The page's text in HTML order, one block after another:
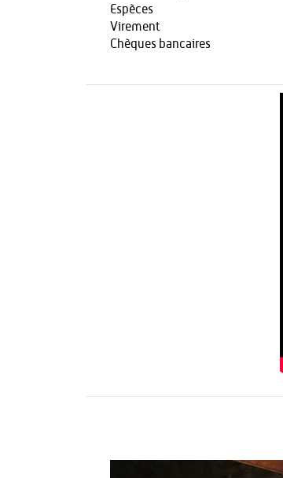
Espèces
Virement
Chèques bancaires